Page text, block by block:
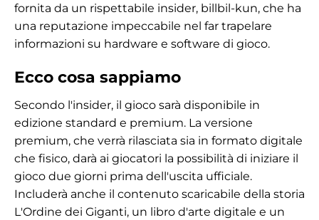
fornita da un rispettabile insider, billbil-kun, che ha
una reputazione impeccabile nel far trapelare
informazioni su hardware e software di gioco.
Ecco cosa sappiamo
Secondo l'insider, il gioco sarà disponibile in
edizione standard e premium. La versione
premium, che verrà rilasciata sia in formato digitale
che fisico, darà ai giocatori la possibilità di iniziare il
gioco due giorni prima dell'uscita ufficiale.
Includerà anche il contenuto scaricabile della storia
L'Ordine dei Giganti, un libro d'arte digitale e un